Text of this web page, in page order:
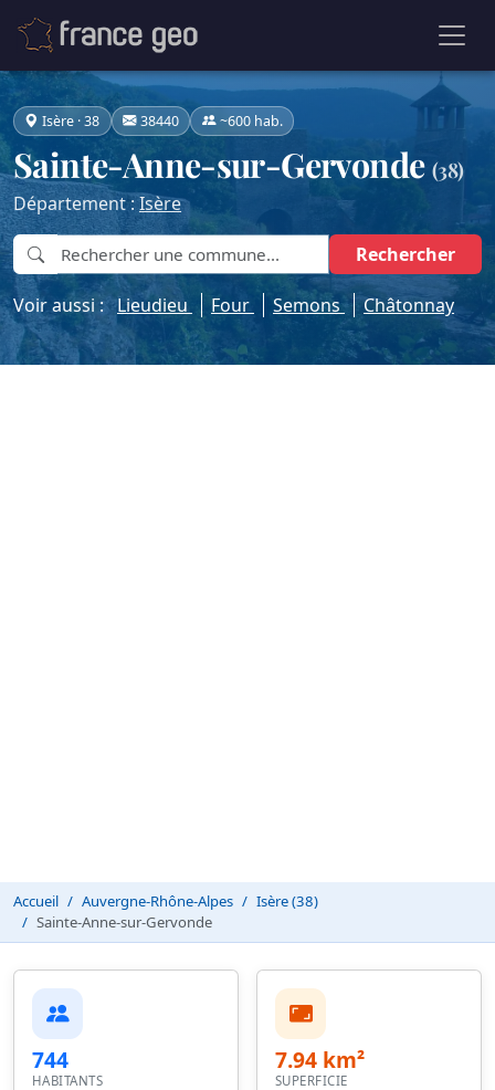
Isère · 38 38440 ~600 hab.
Sainte-Anne-sur-Gervonde (38)
Département :Isère
Rechercher
Voir aussi :Lieudieu Four Semons Châtonnay
Accueil Auvergne-Rhône-Alpes
Isère (38)
Sainte-Anne-sur-Gervonde
744
HABITANTS
7.94 km²
SUPERFICIE